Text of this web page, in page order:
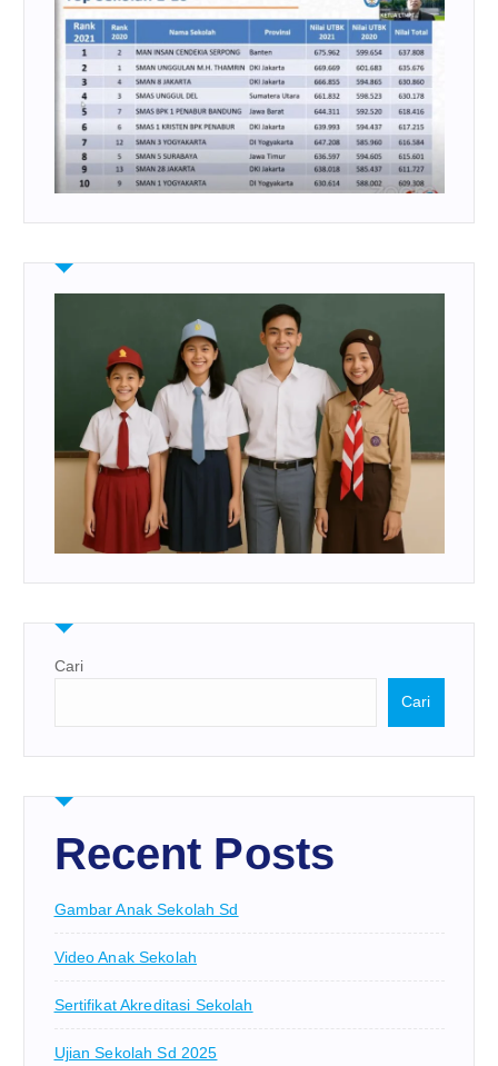
Cari
Cari
Recent Posts
Gambar Anak Sekolah Sd
Video Anak Sekolah
Sertifikat Akreditasi Sekolah
Ujian Sekolah Sd 2025